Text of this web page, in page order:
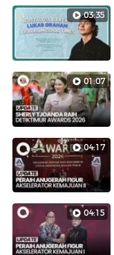
Ada wawancara
Korea Selatan juga!
03:35
01:07
04:17
04:15